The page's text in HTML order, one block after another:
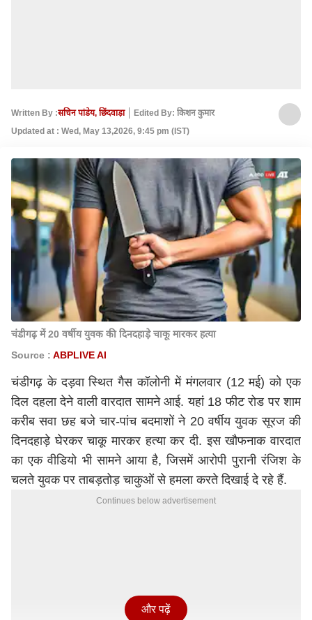
Written By :सचिन पांडेय, छिंदवाड़ा
Edited By: किशन कुमार
Updated at : Wed, May 13,2026, 9:45 pm (IST)
चंडीगढ़ में 20 वर्षीय युवक की दिनदहाड़े चाकू मारकर हत्या
Source : ABPLIVE AI
चंडीगढ़ के दड़वा स्थित गैस कॉलोनी में मंगलवार (12 मई) को एक
दिल दहला देने वाली वारदात सामने आई. यहां 18 फीट रोड पर शाम
करीब सवा छह बजे चार-पांच बदमाशों ने 20 वर्षीय युवक सूरज की
दिनदहाड़े घेरकर चाकू मारकर हत्या कर दी. इस खौफनाक वारदात
का एक वीडियो भी सामने आया है, जिसमें आरोपी पुरानी रंजिश के
चलते युवक पर ताबड़तोड़ चाकुओं से हमला करते दिखाई दे रहे हैं.
Continues below advertisement
और पढ़ें